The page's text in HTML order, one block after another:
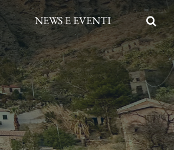
NEWS E EVENTI